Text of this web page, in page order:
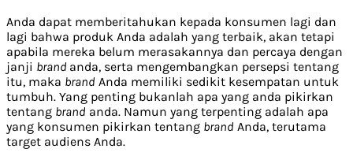
Anda dapat memberitahukan kepada konsumen lagi dan
lagi bahwa produk Anda adalah yang terbaik, akan tetapi
apabila mereka belum merasakannya dan percaya dengan
janji brand anda, serta mengembangkan persepsi tentang
itu, maka brand Anda memiliki sedikit kesempatan untuk
tumbuh. Yang penting bukanlah apa yang anda pikirkan
tentang brand anda. Namun yang terpenting adalah apa
yang konsumen pikirkan tentang brand Anda, terutama
target audiens Anda.